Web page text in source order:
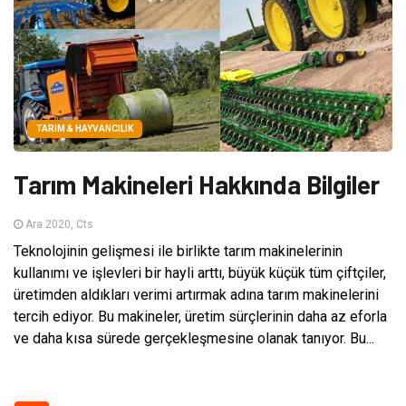
TARIM & HAYVANCILIK
Tarım Makineleri Hakkında Bilgiler
Ara 2020, Cts
Teknolojinin gelişmesi ile birlikte tarım makinelerinin
kullanımı ve işlevleri bir hayli arttı, büyük küçük tüm çiftçiler,
üretimden aldıkları verimi artırmak adına tarım makinelerini
tercih ediyor. Bu makineler, üretim sürçlerinin daha az eforla
ve daha kısa sürede gerçekleşmesine olanak tanıyor. Bu...